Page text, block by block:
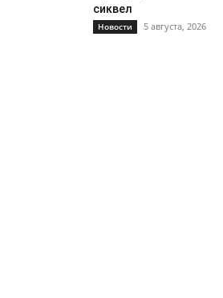
сиквел
Новости 5 августа, 2026